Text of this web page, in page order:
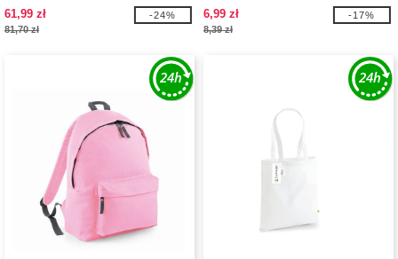
61,99 zł
81,70 zł
-24% 6,99 zł
8,39 zł
-17%